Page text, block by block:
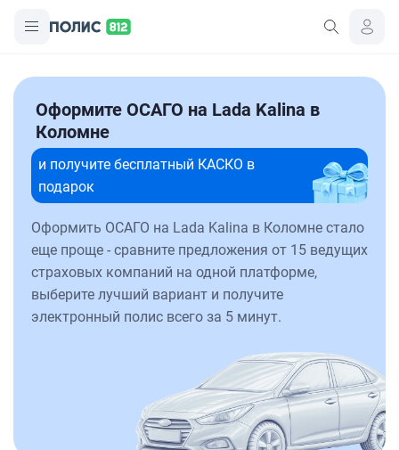
Оформите ОСАГО на Lada Kalina в
Коломне
и получите бесплатный КАСКО в
подарок
Оформить ОСАГО на Lada Kalina в Коломне стало
еще проще - сравните предложения от 15 ведущих
страховых компаний на одной платформе,
выберите лучший вариант и получите
электронный полис всего за 5 минут.